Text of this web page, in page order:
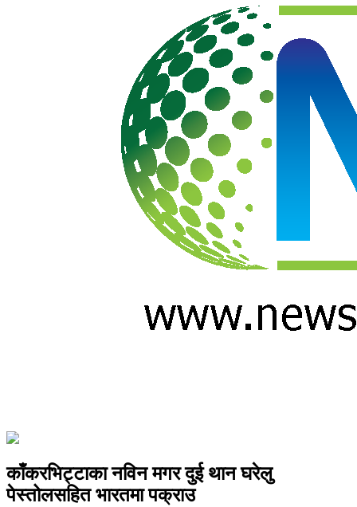
काँकरभिट्टाका नविन मगर दुई थान घरेलु
पेस्तोलसहित भारतमा पक्राउ